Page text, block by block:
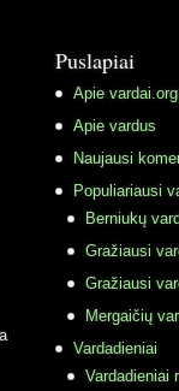
Puslapiai
Apie vardai.org
Apie vardus
Naujausi
Populiariausi
Berniukų
Gražiausi
Gražiausi
Mergaičių
Vardadieniai
Vardadieniai